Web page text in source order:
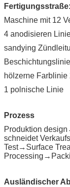
Fertigungsstraße:
Maschine mit 12
4 anodisieren
sandying
hölzerne Farblinie
1 polnische Linie
Prozess
Produktion
schneidet
Test→Surface
Ausländischer